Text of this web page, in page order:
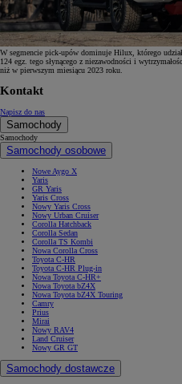
W segmencie pick-upów dominuje Hilux, którego
124 egz. tego słynącego z niezawodności i
niż w pierwszym miesiącu 2023 roku.
Kontakt
Napisz do nas
Samochody
Samochody
Samochody osobowe
Nowe Aygo X
Yaris
GR Yaris
Yaris Cross
Nowy Yaris Cross
Nowy Urban Cruiser
Corolla Hatchback
Corolla Sedan
Corolla TS Kombi
Nowa Corolla Cross
Toyota C-HR
Toyota C-HR Plug-in
Nowa Toyota C-HR+
Nowa Toyota bZ4X
Nowa Toyota bZ4X Touring
Camry
Prius
Mirai
Nowy RAV4
Land Cruiser
Nowy GR GT
Samochody dostawcze